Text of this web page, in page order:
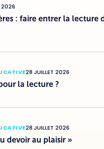
2026
: faire entrer la lecture
28 JUILLET 2026
la lecture ?
28 JUILLET 2026
devoir au plaisir »